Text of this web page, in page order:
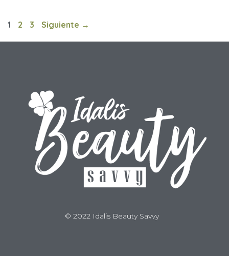
1 2 3 Siguiente →
© 2022 Idalis Beauty Savvy